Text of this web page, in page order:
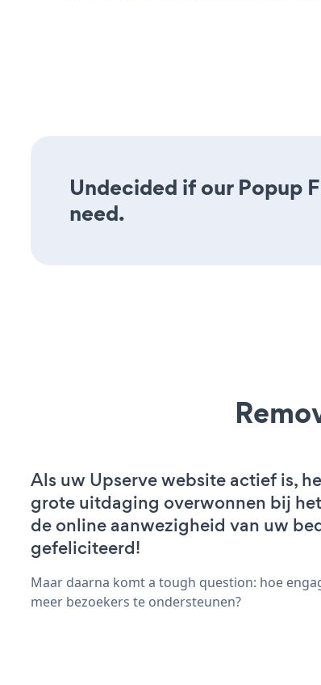
Undecided if our Popup
need.
Als uw Upserve website actief is,
grote uitdaging overwonnen bij
de online aanwezigheid van uw
gefeliciteerd!
Maar daarna komt a tough question: hoe
meer bezoekers te ondersteunen?